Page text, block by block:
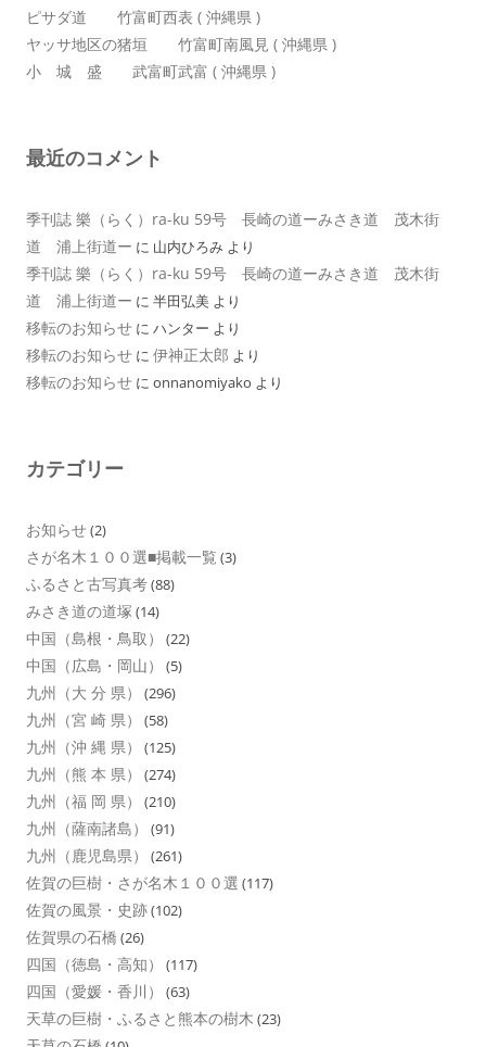
ピサダ道 竹富町西表 ( 沖縄県 )
ヤッサ地区の猪垣 竹富町南風見 ( 沖縄県 )
小 城 盛 武富町武富 ( 沖縄県 )
最近のコメント
季刊誌 樂（らく）ra-ku 59号 長崎の道ーみさき道 茂木街
道 浦上街道ー に 山内ひろみ より
季刊誌 樂（らく）ra-ku 59号 長崎の道ーみさき道 茂木街
道 浦上街道ー に 半田弘美 より
移転のお知らせ に ハンター より
移転のお知らせ に 伊神正太郎 より
移転のお知らせ に onnanomiyako より
カテゴリー
お知らせ(2)
さが名木１００選■掲載一覧 (3)
ふるさと古写真考(88)
みさき道の道塚 (14)
中国（島根・鳥取） (22)
中国（広島・岡山） (5)
九州（大 分 県） (296)
九州（宮 崎 県） (58)
九州（沖 縄 県） (125)
九州（熊 本 県） (274)
九州（福 岡 県） (210)
九州（薩南諸島） (91)
九州（鹿児島県） (261)
佐賀の巨樹・さが名木１００選 (117)
佐賀の風景・史跡(102)
佐賀県の石橋 (26)
四国（徳島・高知） (117)
四国（愛媛・香川） (63)
天草の巨樹・ふるさと熊本の樹木 (23)